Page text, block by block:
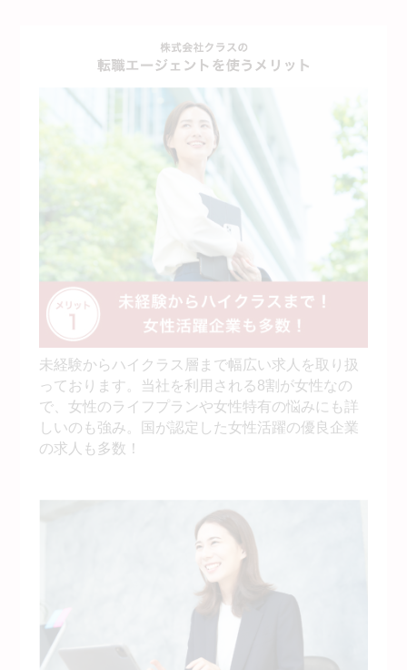
未経験からハイクラス層まで幅広い求人を取り扱
っております。当社を利用される8割が女性なの
で、女性のライフプランや女性特有の悩みにも詳
しいのも強み。国が認定した女性活躍の優良企業
の求人も多数！